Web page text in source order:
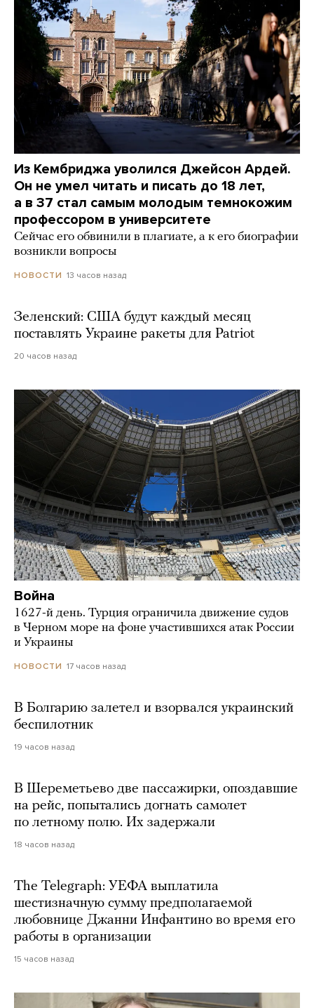
Из Кембриджа уволился Джейсон Ардей.
Он не умел читать и писать до 18 лет,
а в 37 стал самым молодым темнокожим
профессором в университете
Сейчас его обвинили в плагиате, а к его биографии
возникли вопросы
НОВОСТИ 13 часов назад
Зеленский: США будут каждый месяц
поставлять Украине ракеты для Patriot
20 часов назад
Война
1627-й день. Турция ограничила движение судов
в Черном море на фоне участившихся атак России
и Украины
НОВОСТИ 17 часов назад
В Болгарию залетел и взорвался украинский
беспилотник
19 часов назад
В Шереметьево две пассажирки, опоздавшие
на рейс, попытались догнать самолет
по летному полю. Их задержали
18 часов назад
The Telegraph: УЕФА выплатила
шестизначную сумму предполагаемой
любовнице Джанни Инфантино во время его
работы в организации
15 часов назад